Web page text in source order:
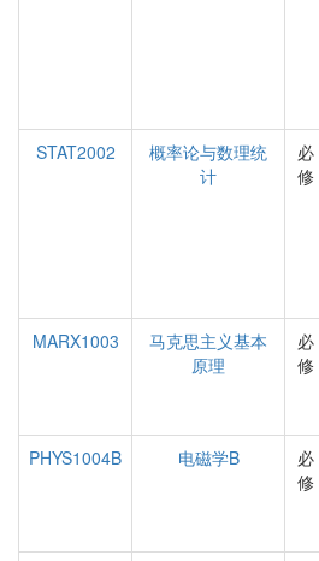
STAT2002
概率论与数理统
计
必
修
MARX1003
马克思主义基本
原理
必
修
PHYS1004B
电磁学B
必
修